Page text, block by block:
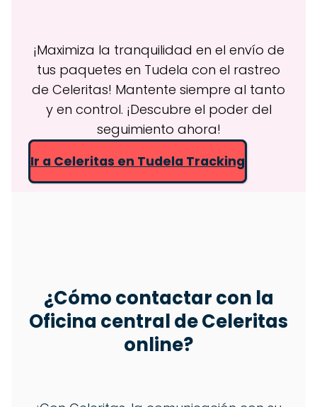
¡Maximiza la tranquilidad en el envío de
tus paquetes en Tudela con el rastreo
de Celeritas! Mantente siempre al tanto
y en control. ¡Descubre el poder del
seguimiento ahora!
Ir a Celeritas en Tudela Tracking
¿Cómo contactar con la
Oficina central de Celeritas
online?